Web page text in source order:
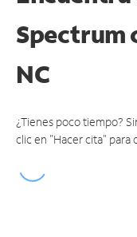
Spectrum
NC
¿Tienes poco tiempo?
clic en "Hacer cita" para